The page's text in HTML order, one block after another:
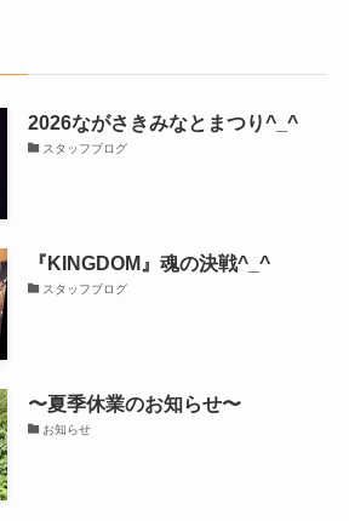
2026ながさきみなとまつり^_^
スタッフブログ
『KINGDOM』魂の決戦^_^
スタッフブログ
〜夏季休業のお知らせ〜
お知らせ